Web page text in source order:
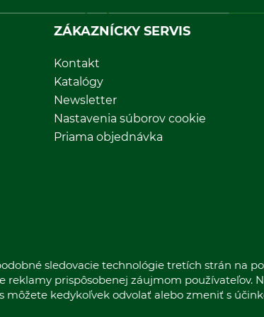
ZÁKAZNÍCKY SERVIS
Kontakt
Katalógy
Newsletter
Nastavenia súborov cookie
Priama objednávka
sledovacie technológie tretích strán na
reklamy prispôsobenej záujmom používateľov.
môžete kedykoľvek odvolať alebo zmeniť s